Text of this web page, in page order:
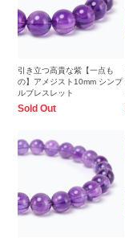
引き立つ高貴な紫【一点も
の】アメジスト10mm シンプ
ルブレスレット
Sold Out